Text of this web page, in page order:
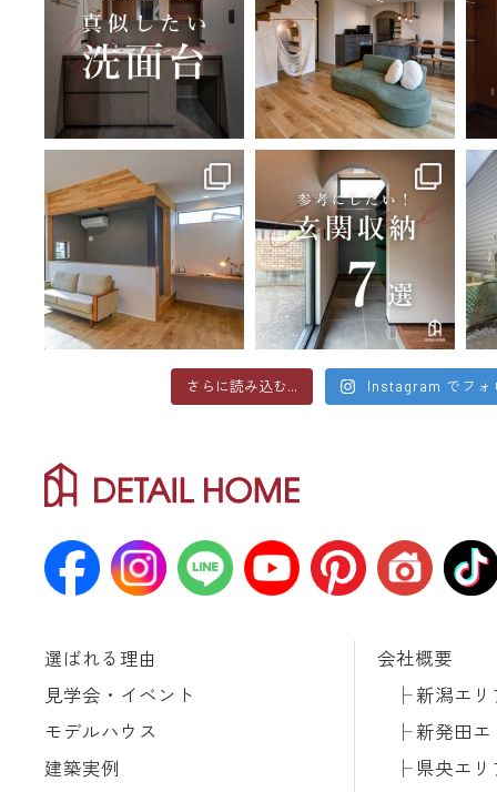
さらに読み込む... Instagram でフォ
選ばれる理由
見学会・イベント
モデルハウス
建築実例
会社概要
新潟エリ
新発田エ
県央エリ